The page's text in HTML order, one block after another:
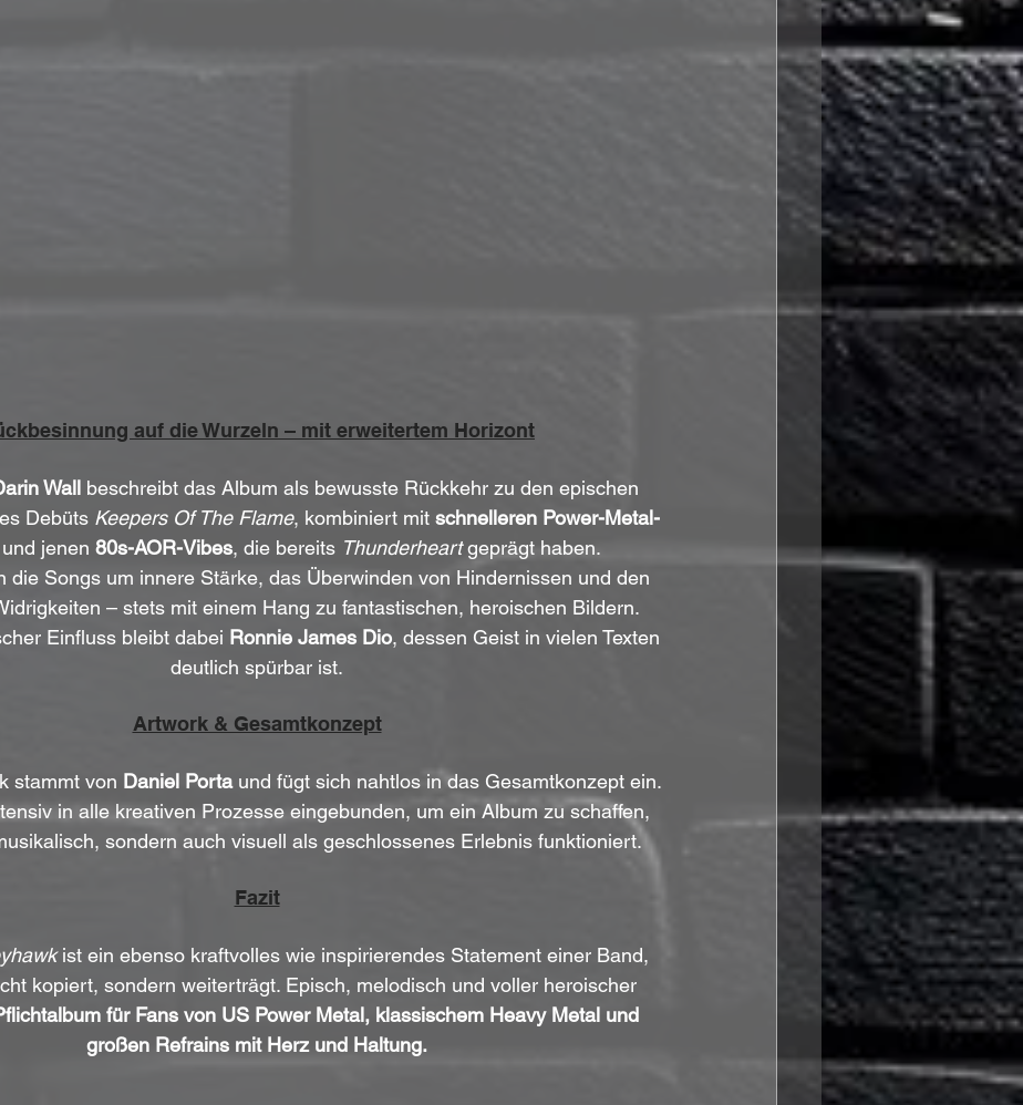
auf die Wurzeln – mit erweitertem Horizont
Wall beschreibt das Album als bewusste Rückkehr zu den epischen
Debüts Keepers Of The Flame, kombiniert mit schnelleren Power-Metal-
jenen 80s-AOR-Vibes, die bereits Thunderheart geprägt haben.
die Songs um innere Stärke, das Überwinden von Hindernissen und den
– stets mit einem Hang zu fantastischen, heroischen Bildern.
Einfluss bleibt dabei Ronnie James Dio, dessen Geist in vielen Texten
deutlich spürbar ist.
Artwork & Gesamtkonzept
stammt von Daniel Porta und fügt sich nahtlos in das Gesamtkonzept ein.
in alle kreativen Prozesse eingebunden, um ein Album zu schaffen,
sondern auch visuell als geschlossenes Erlebnis funktioniert.
Fazit
ist ein ebenso kraftvolles wie inspirierendes Statement einer Band,
kopiert, sondern weiterträgt. Episch, melodisch und voller heroischer
für Fans von US Power Metal, klassischem Heavy Metal und
großen Refrains mit Herz und Haltung.